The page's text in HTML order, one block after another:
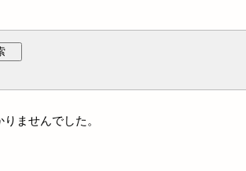
ませんでした。